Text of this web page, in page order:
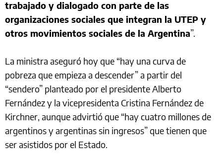
trabajado y dialogado con parte de las
organizaciones sociales que integran la UTEP y
otros movimientos sociales de la Argentina”.
La ministra aseguró hoy que “hay una curva de
pobreza que empieza a descender” a partir del
“sendero” planteado por el presidente Alberto
Fernández y la vicepresidenta Cristina Fernández de
Kirchner, aunque advirtió que “hay cuatro millones de
argentinos y argentinas sin ingresos” que tienen que
ser asistidos por el Estado.